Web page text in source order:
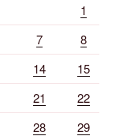
1
7
8
14
15
21
22
28
29